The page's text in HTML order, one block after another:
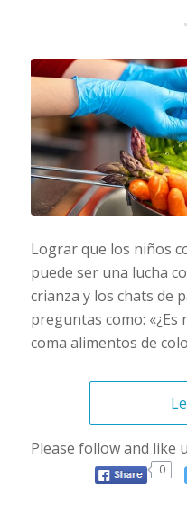
Lograr que los niños
puede ser una lucha
crianza y los chats de
preguntas como:
coma alimentos de
Please follow and like
0